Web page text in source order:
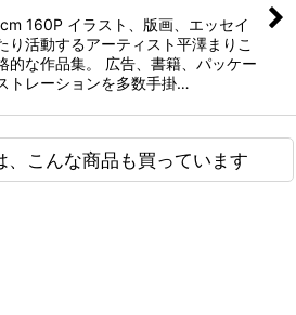
160P イラスト、版画、エッセイ
り活動するアーティスト平澤まりこ
的な作品集。 広告、書籍、パッケー
トレーションを多数手掛…
、こんな商品も買っています